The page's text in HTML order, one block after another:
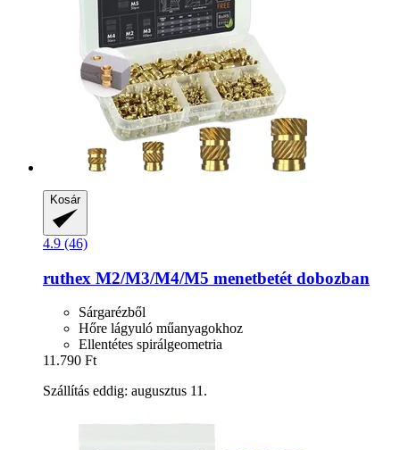
Kosár
4.9 (46)
ruthex M2/M3/M4/M5 menetbetét dobozban
Sárgarézből
Hőre lágyuló műanyagokhoz
Ellentétes spirálgeometria
11.790 Ft
Szállítás eddig: augusztus 11.